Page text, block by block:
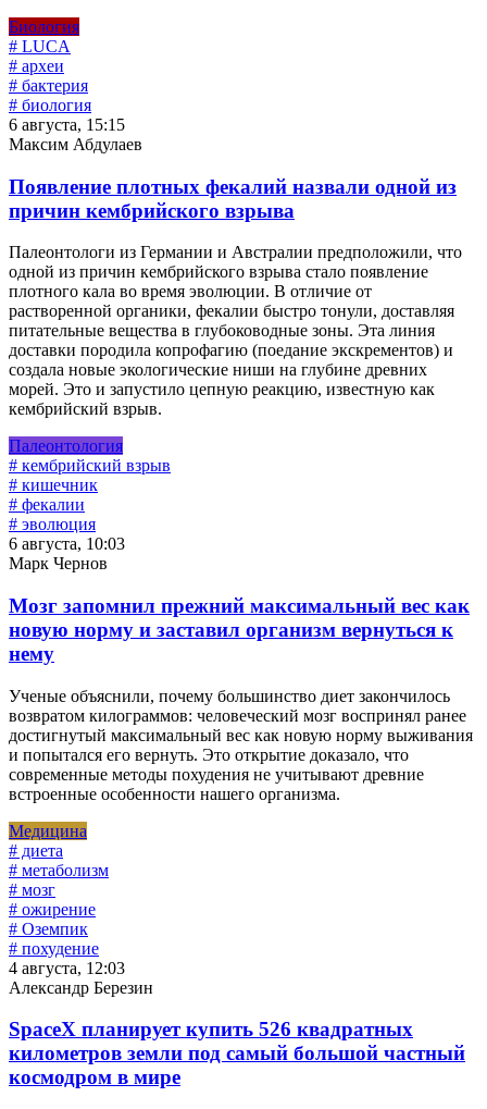
Биология
# LUCA
# археи
# бактерия
# биология
6 августа, 15:15
Максим Абдулаев
Появление плотных фекалий назвали одной из
причин кембрийского взрыва
Палеонтологи из Германии и Австралии предположили, что
одной из причин кембрийского взрыва стало появление
плотного кала во время эволюции. В отличие от
растворенной органики, фекалии быстро тонули, доставляя
питательные вещества в глубоководные зоны. Эта линия
доставки породила копрофагию (поедание экскрементов) и
создала новые экологические ниши на глубине древних
морей. Это и запустило цепную реакцию, известную как
кембрийский взрыв.
Палеонтология
# кембрийский взрыв
# кишечник
# фекалии
# эволюция
6 августа, 10:03
Марк Чернов
Мозг запомнил прежний максимальный вес как
новую норму и заставил организм вернуться к
нему
Ученые объяснили, почему большинство диет закончилось
возвратом килограммов: человеческий мозг воспринял ранее
достигнутый максимальный вес как новую норму выживания
и попытался его вернуть. Это открытие доказало, что
современные методы похудения не учитывают древние
встроенные особенности нашего организма.
Медицина
# диета
# метаболизм
# мозг
# ожирение
# Оземпик
# похудение
4 августа, 12:03
Александр Березин
SpaceX планирует купить 526 квадратных
километров земли под самый большой частный
космодром в мире